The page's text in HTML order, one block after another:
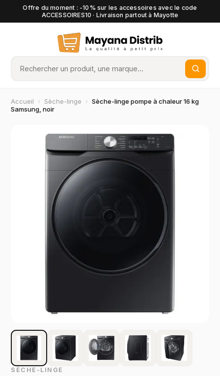
Offre du moment : -10% sur les accessoires avec le code
ACCESSOIRES10 · Livraison partout à Mayotte
Accueil › Sèche-linge › Sèche-linge pompe à chaleur 16 kg
Samsung, noir
SÈCHE-LINGE